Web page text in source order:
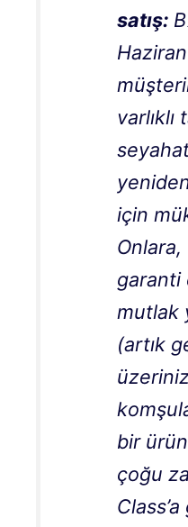
satış:
varlıklı
için
garanti
mutlak
(artık
bir
çoğu